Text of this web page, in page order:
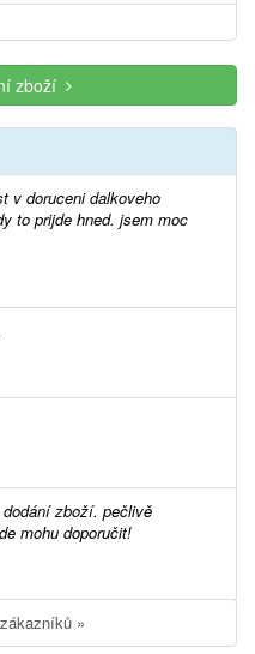
zboží
to prijde hned. jsem moc
mohu doporučit!
»